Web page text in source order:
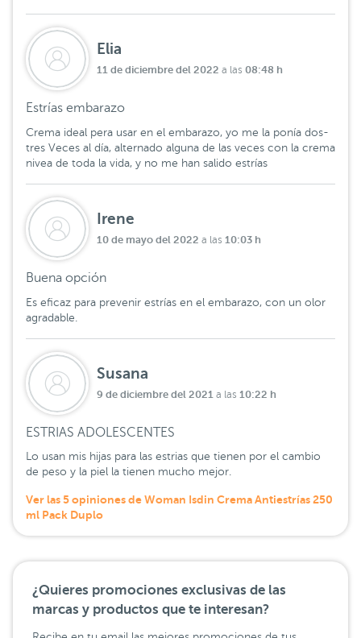
Elia
11 de diciembre del 2022 a las 08:48 h
Estrías embarazo
Crema ideal pera usar en el embarazo, yo me la ponía dos-
tres Veces al día, alternado alguna de las veces con la crema
nivea de toda la vida, y no me han salido estrías
Irene
10 de mayo del 2022 a las 10:03 h
Buena opción
Es eficaz para prevenir estrías en el embarazo, con un olor
agradable.
Susana
9 de diciembre del 2021 a las 10:22 h
ESTRIAS ADOLESCENTES
Lo usan mis hijas para las estrias que tienen por el cambio
de peso y la piel la tienen mucho mejor.
Ver las 5 opiniones de Woman Isdin Crema Antiestrías 250
ml Pack Duplo
¿Quieres promociones exclusivas de las
marcas y productos que te interesan?